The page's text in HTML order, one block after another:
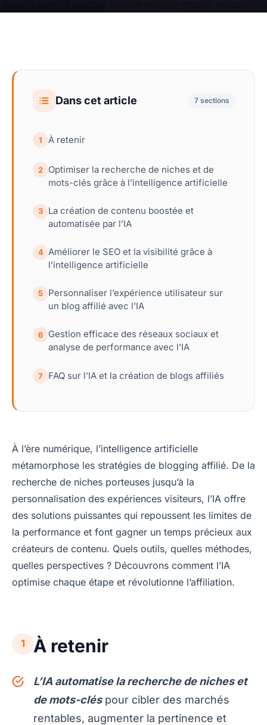
Dans cet article 7 sections
1 À retenir
2
Optimiser la recherche de niches et de
mots-clés grâce à l’intelligence artificielle
3
La création de contenu boostée et
automatisée par l’IA
4 Améliorer le SEO et la visibilité grâce à
l’intelligence artificielle
5
Personnaliser l’expérience utilisateur sur
un blog affilié avec l’IA
6
Gestion efficace des réseaux sociaux et
analyse de performance avec l’IA
7 FAQ sur l’IA et la création de blogs affiliés
À l’ère numérique, l’intelligence artificielle
métamorphose les stratégies de blogging affilié. De la
recherche de niches porteuses jusqu’à la
personnalisation des expériences visiteurs, l’IA offre
des solutions puissantes qui repoussent les limites de
la performance et font gagner un temps précieux aux
créateurs de contenu. Quels outils, quelles méthodes,
quelles perspectives ? Découvrons comment l’IA
optimise chaque étape et révolutionne l’affiliation.
1 À retenir
L’IA automatise la recherche de niches et
de mots-cléspour cibler des marchés
rentables, augmenter la pertinence et